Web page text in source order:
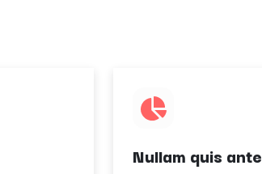
Nullam quis ante